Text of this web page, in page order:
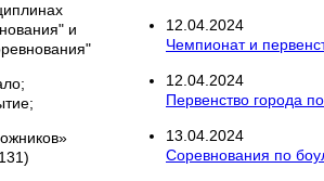
и
12.04.2024
Чемпионат и
12.04.2024
Первенство города
13.04.2024
Соревнования по